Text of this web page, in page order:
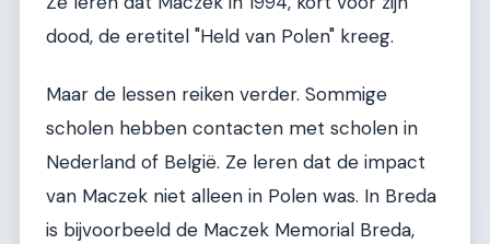
dood, de eretitel "Held van Polen" kreeg.
Maar de lessen reiken verder. Sommige
scholen hebben contacten met scholen in
Nederland of België. Ze leren dat de impact
van Maczek niet alleen in Polen was. In Breda
is bijvoorbeeld de Maczek Memorial Breda,